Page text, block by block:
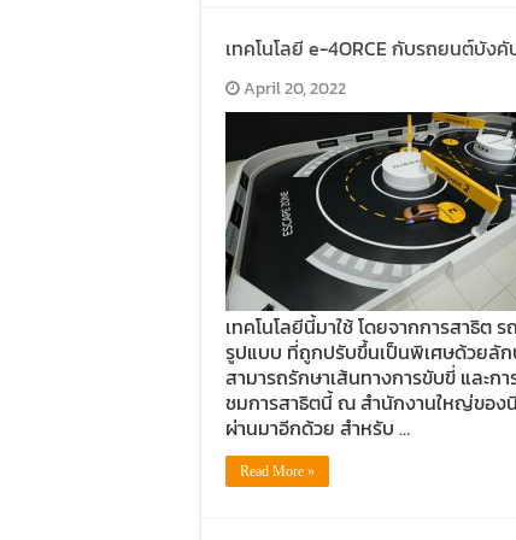
เทคโนโลยี e-4ORCE กับรถยนต์บั
April 20, 2022
เทคโนโลยีนี้มาใช้ โดยจากการสาธิต
รูปแบบ ที่ถูกปรับขึ้นเป็นพิเศษด้วยลั
สามารถรักษาเส้นทางการขับขี่ และ
ชมการสาธิตนี้ ณ สำนักงานใหญ่ของ
ผ่านมาอีกด้วย สำหรับ …
Read More »